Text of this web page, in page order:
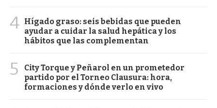
4 Hígado graso: seis bebidas que pueden
ayudar a cuidar la salud hepática y los
hábitos que las complementan
5
City Torque y Peñarol en un prometedor
partido por el Torneo Clausura: hora,
formaciones y dónde verlo en vivo